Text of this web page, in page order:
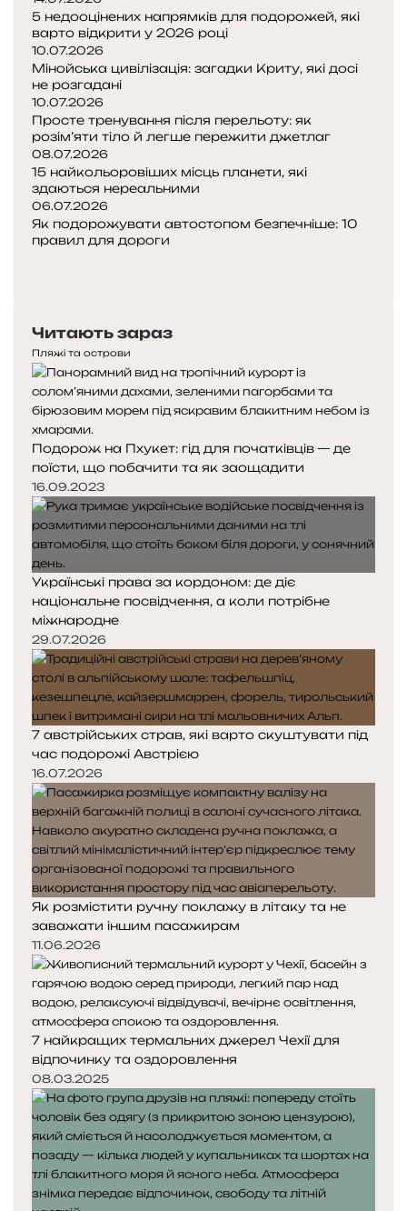
5 недооцінених напрямків для подорожей, які
варто відкрити у 2026 році
10.07.2026
Мінойська цивілізація: загадки Криту, які досі
не розгадані
10.07.2026
Просте тренування після перельоту: як
розім’яти тіло й легше пережити джетлаг
08.07.2026
15 найкольоровіших місць планети, які
здаються нереальними
06.07.2026
Як подорожувати автостопом безпечніше: 10
правил для дороги
Читають зараз
Пляжі та острови
Подорож на Пхукет: гід для початківців — де
поїсти, що побачити та як заощадити
16.09.2023
Українські права за кордоном: де діє
національне посвідчення, а коли потрібне
міжнародне
29.07.2026
7 австрійських страв, які варто скуштувати під
час подорожі Австрією
16.07.2026
Як розмістити ручну поклажу в літаку та не
заважати іншим пасажирам
11.06.2026
7 найкращих термальних джерел Чехії для
відпочинку та оздоровлення
08.03.2025